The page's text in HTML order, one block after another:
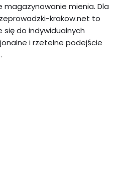
mienia. Dla
krakow.net to
do indywidualnych
i rzetelne podejście